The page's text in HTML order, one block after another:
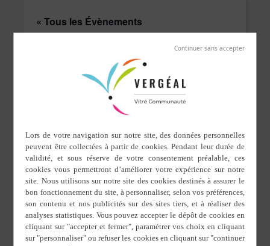
« Tous les Évènements
Commémoration du 11
DÉTAILS
Date :
6 novembre 2016
Heure :
10 h 30 min à 12 h 00
min
ORGANISATEUR
AFN